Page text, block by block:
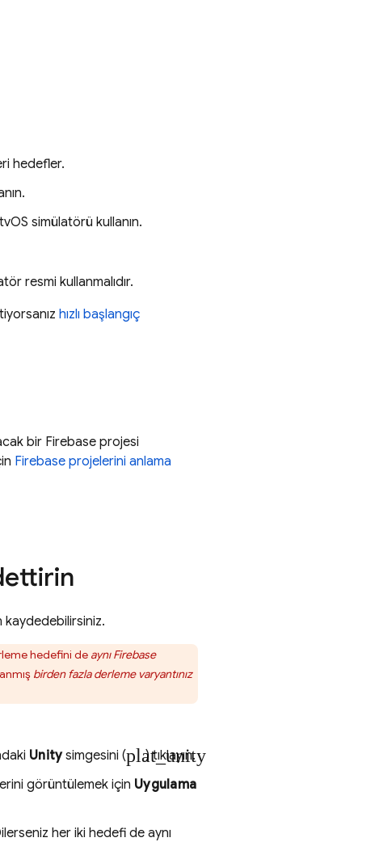
hedefler.
simülatörü kullanın.
resmi kullanmalıdır.
hızlı başlangıç
bir Firebase projesi
Firebase projelerini anlama
kaydedebilirsiniz.
hedefini de aynı Firebase
birden fazla derleme varyantınız
Unitysimgesini (plat_unity
) tıklayın.
görüntülemek için Uygulama
her iki hedefi de aynı